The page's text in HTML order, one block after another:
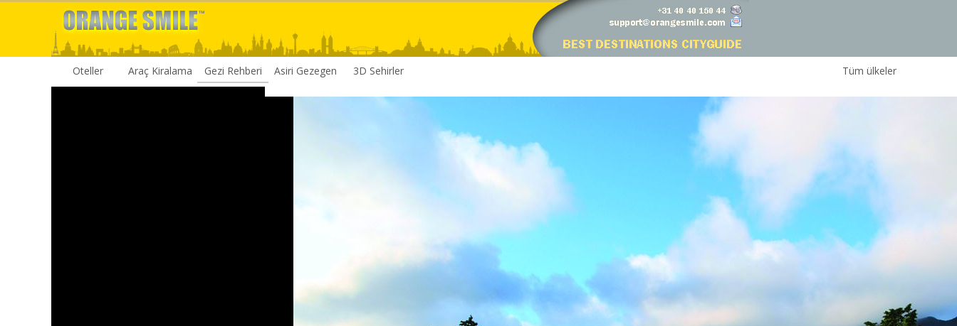
Oteller Araç Kiralama Gezi Rehberi Asiri Gezegen 3D Sehirler Tüm ülkeler